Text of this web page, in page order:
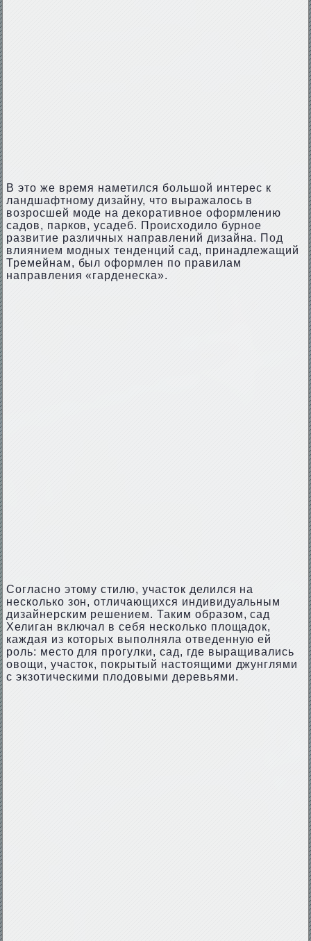
В это же время наметился большой интерес к
ландшафтному дизайну, что выражалось в
возросшей моде на декоративное оформлению
садов, парков, усадеб. Происходило бурное
развитие различных направлений дизайна. Под
влиянием модных тенденций сад, принадлежащий
Тремейнам, был оформлен по правилам
направления «гарденеска».
Согласно этому стилю, участок делился на
несколько зон, отличающихся индивидуальным
дизайнерским решением. Таким образом, сад
Хелиган включал в себя несколько площадок,
каждая из которых выполняла отведенную ей
роль: место для прогулки, сад, где выращивались
овощи, участок, покрытый настоящими джунглями
с экзотическими плодовыми деревьями.